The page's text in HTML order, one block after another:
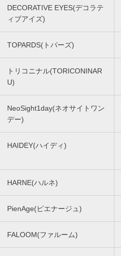
DECORATIVE EYES(デコラテ
ィブアイズ)
TOPARDS(トパーズ)
トリコニナル(TORICONINAR
U)
NeoSight1day(ネオサイトワン
デー)
HAIDEY(ハイディ)
HARNE(ハルネ)
PienAge(ピエナージュ)
FALOOM(ファルーム)